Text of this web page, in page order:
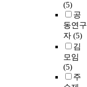
(5)
공
동연구
자 (5)
김
모임
(5)
주